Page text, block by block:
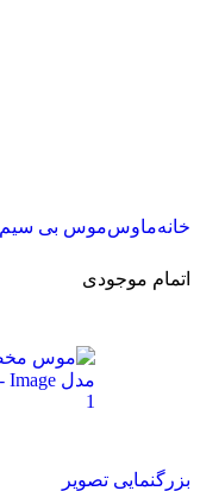
خانهماوسموس بی سیم
اتمام موجودی
بزرگنمایی تصویر